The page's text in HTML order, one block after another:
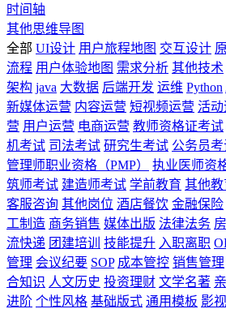
时间轴
其他思维导图
全部 UI设计 用户旅程地图 交互设计
流程 用户体验地图 需求分析 其他技术
架构 java 大数据 后端开发 运维 Python
新媒体运营 内容运营 短视频运营 活动
营 用户运营 电商运营 教师资格证考试
机考试 司法考试 研究生考试 公务员考
管理师职业资格（PMP）
执业医师资
筑师考试 建造师考试 学前教育 其他教
客服咨询 其他岗位 酒店餐饮 金融保险
工制造 商务销售 媒体出版 法律法务
流快递 团建培训 技能提升 入职离职
管理 会议纪要 SOP 成本管控 销售管理
合知识 人文历史 投资理财 文学名著
进阶 个性风格 基础版式 通用模板 影